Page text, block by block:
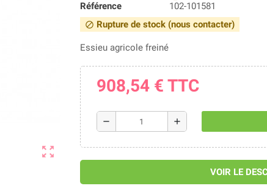
zoom_out_map
Référence 102-101581
block Rupture de stock (nous contacter)
Essieu agricole freiné
908,54 € TTC
remove add
VOIR LE